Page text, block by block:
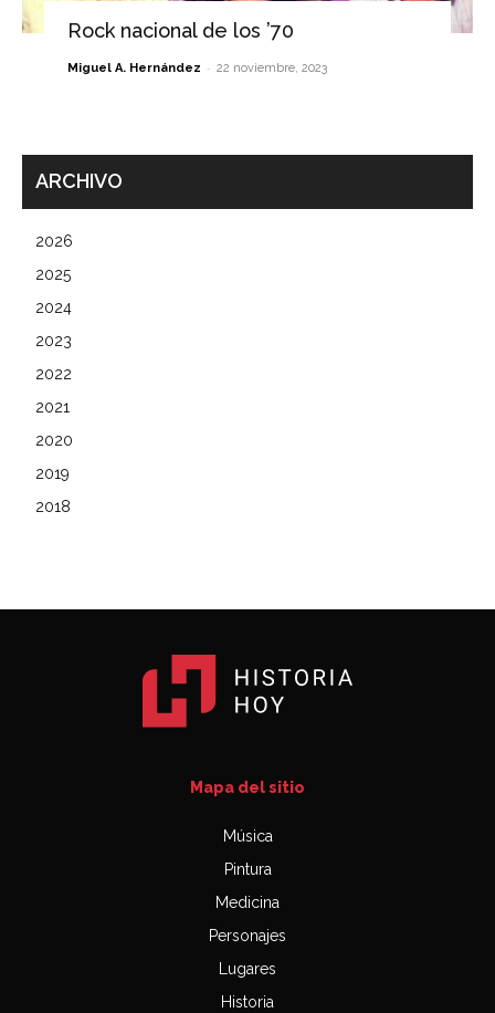
Rock nacional de los ’70
Miguel A. Hernández - 22 noviembre, 2023
ARCHIVO
2026
2025
2024
2023
2022
2021
2020
2019
2018
Mapa del sitio
Música
Pintura
Medicina
Personajes
Lugares
Historia